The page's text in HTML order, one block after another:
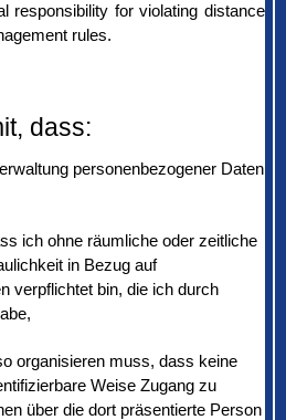
responsibility for violating distance
rules.
dass:
personenbezogener Daten
ich ohne räumliche oder zeitliche
in Bezug auf
verpflichtet bin, die ich durch
organisieren muss, dass keine
Weise Zugang zu
über die dort präsentierte Person